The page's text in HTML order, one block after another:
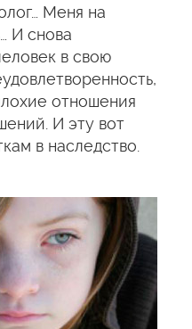
Меня на
И снова
в свою
отношения
И эту вот
в наследство.